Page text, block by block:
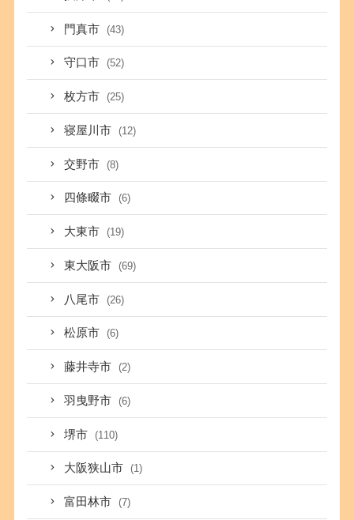
門真市 (43)
守口市 (52)
枚方市 (25)
寝屋川市 (12)
交野市 (8)
四條畷市 (6)
大東市 (19)
東大阪市 (69)
八尾市 (26)
松原市 (6)
藤井寺市 (2)
羽曳野市 (6)
堺市 (110)
大阪狭山市 (1)
富田林市 (7)